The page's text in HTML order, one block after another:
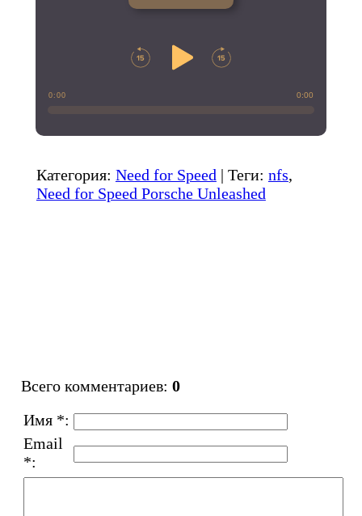
0:00 0:00
Категория: Need for Speed | Теги: nfs,
Need for Speed Porsche Unleashed
Всего комментариев: 0
Имя *:
Email
*: